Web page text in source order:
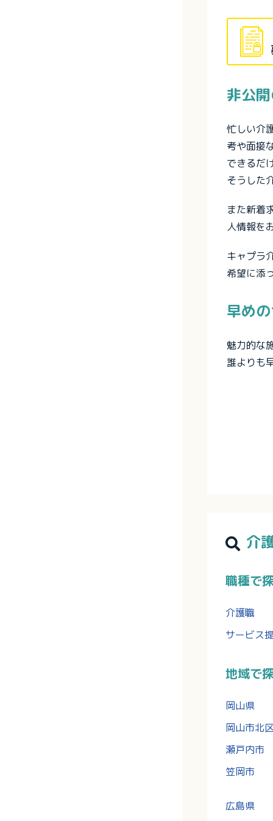
非公
忙しい介
考や面接
できるだ
そうした
また新着
人情報を
キャプラ
希望に添
早め
魅力的な
誰よりも
介
職種で
介護職
サービス
地域で
岡山県
岡山市北
瀬戸内市
笠岡市
広島県